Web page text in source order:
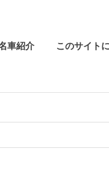
車紹介 このサイト